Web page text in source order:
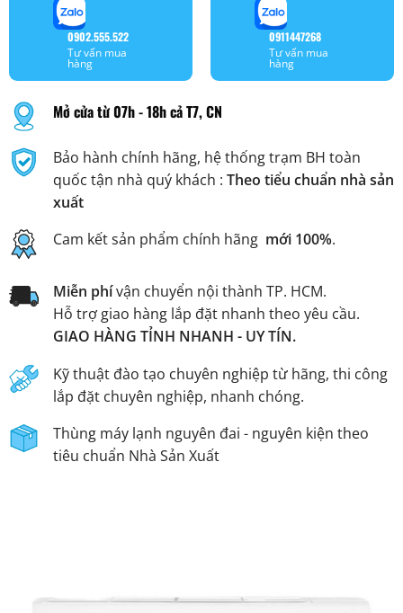
0902.555.522
Tư vấn mua
hàng
0911447268
Tư vấn mua
hàng
Mở cửa từ 07h - 18h cả T7, CN
Bảo hành chính hãng, hệ thống trạm BH toàn
quốc tận nhà quý khách : Theo tiểu chuẩn nhà sản
xuất
Cam kết sản phẩm chính hãng mới 100%.
Miễn phívận chuyển nội thành TP. HCM.
Hỗ trợ giao hàng lắp đặt nhanh theo yêu cầu.
GIAO HÀNG TỈNH NHANH - UY TÍN.
Kỹ thuật đào tạo chuyên nghiệp từ hãng, thi công
lắp đặt chuyên nghiệp, nhanh chóng.
Thùng máy lạnh nguyên đai - nguyên kiện theo
tiêu chuẩn Nhà Sản Xuất